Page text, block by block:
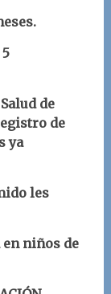
de
de
ya
les
niños de